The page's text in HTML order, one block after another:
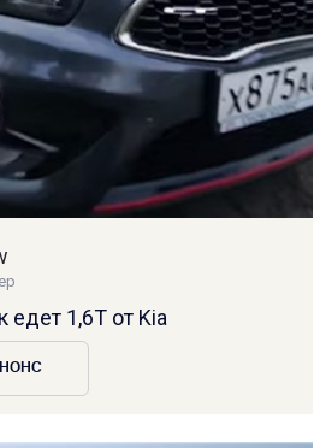
едет 1,6Т от Kia